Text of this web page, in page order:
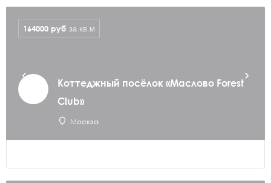
Коттеджный посёлок «Маслово Forest
Club»
Москва
164000 руб за кв.м